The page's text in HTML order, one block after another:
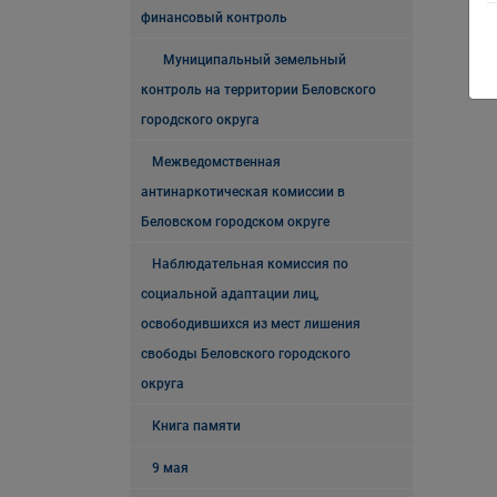
финансовый контроль
Муниципальный земельный
контроль на территории Беловского
городского округа
Межведомственная
антинаркотическая комиссии в
Беловском городском округе
Наблюдательная комиссия по
социальной адаптации лиц,
освободившихся из мест лишения
свободы Беловского городского
округа
Книга памяти
9 мая